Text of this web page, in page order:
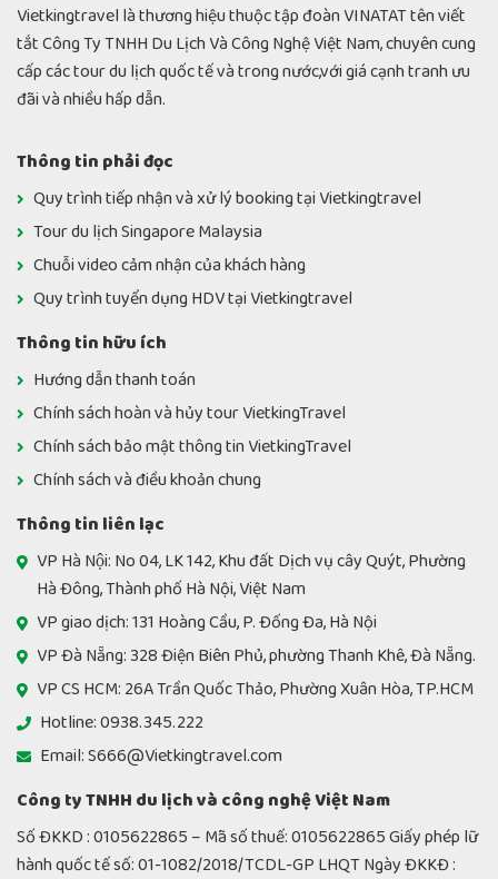
Vietkingtravel là thương hiệu thuộc tập đoàn VINATAT tên viết
tắt Công Ty TNHH Du Lịch Và Công Nghệ Việt Nam, chuyên cung
cấp các tour du lịch quốc tế và trong nước,với giá cạnh tranh ưu
đãi và nhiều hấp dẫn.
Thông tin phải đọc
Quy trình tiếp nhận và xử lý booking tại Vietkingtravel
Tour du lịch Singapore Malaysia
Chuỗi video cảm nhận của khách hàng
Quy trình tuyển dụng HDV tại Vietkingtravel
Thông tin hữu ích
Hướng dẫn thanh toán
Chính sách hoàn và hủy tour VietkingTravel
Chính sách bảo mật thông tin VietkingTravel
Chính sách và điều khoản chung
Thông tin liên lạc
VP Hà Nội: No 04, LK 142, Khu đất Dịch vụ cây Quýt, Phường
Hà Đông, Thành phố Hà Nội, Việt Nam
VP giao dịch: 131 Hoàng Cầu, P. Đống Đa, Hà Nội
VP Đà Nẵng: 328 Điện Biên Phủ, phường Thanh Khê, Đà Nẵng.
VP CS HCM: 26A Trần Quốc Thảo, Phường Xuân Hòa, TP.HCM
Hotline: 0938.345.222
Email: S666@Vietkingtravel.com
Công ty TNHH du lịch và công nghệ Việt Nam
Số ĐKKD : 0105622865 – Mã số thuế: 0105622865 Giấy phép lữ
hành quốc tế số: 01-1082/2018/TCDL-GP LHQT Ngày ĐKKĐ :